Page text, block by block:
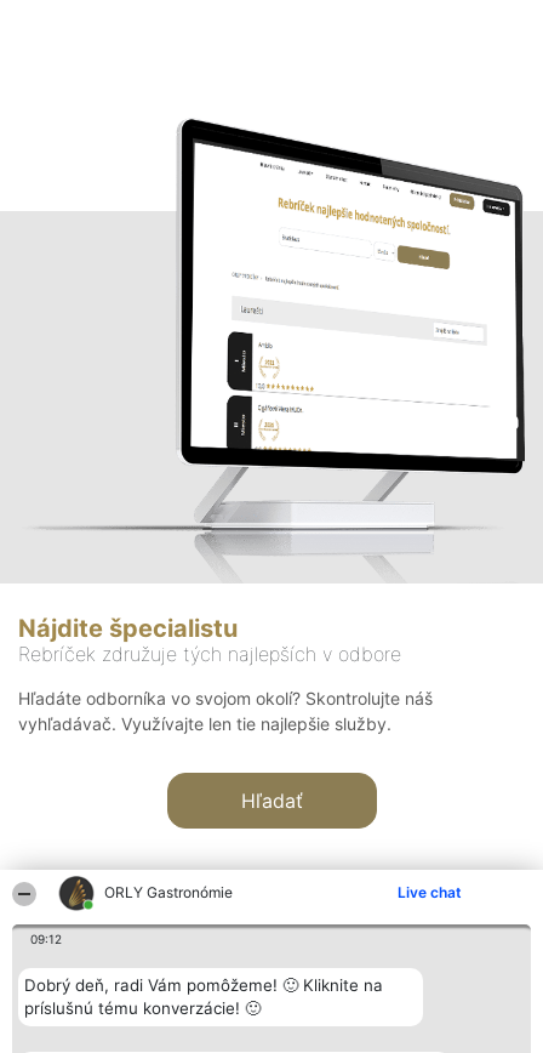
ORLY Gastronómie Live chat
09:12
Dobrý deň, radi Vám pomôžeme! 🙂 Kliknite na
príslušnú tému konverzácie! 🙂
Nájdite špecialistu
Rebríček združuje tých najlepších v odbore
Hľadáte odborníka vo svojom okolí? Skontrolujte náš
vyhľadávač. Využívajte len tie najlepšie služby.
Hľadať
Organizátor hodnotenia
Bright Side Solutions sp. z o.
o. sp. k.
Hodnotenie
Laureáti
Lista
Kontakt
Kontakt